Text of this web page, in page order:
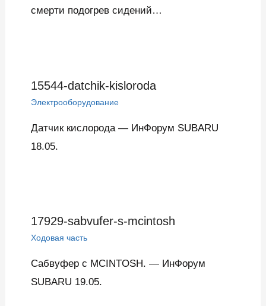
смерти подогрев сидений…
15544-datchik-kisloroda
Электрооборудование
Датчик кислорода — ИнФорум SUBARU
18.05.
17929-sabvufer-s-mcintosh
Ходовая часть
Сабвуфер с MCINTOSH. — ИнФорум
SUBARU 19.05.